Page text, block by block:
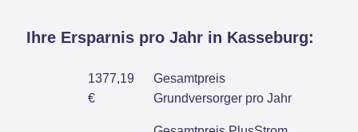
Ihre Ersparnis pro Jahr in Kasseburg:
1377,19
€
Gesamtpreis
Grundversorger pro Jahr